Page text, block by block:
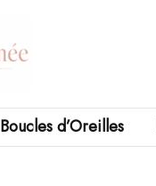
Boucles d’Oreilles